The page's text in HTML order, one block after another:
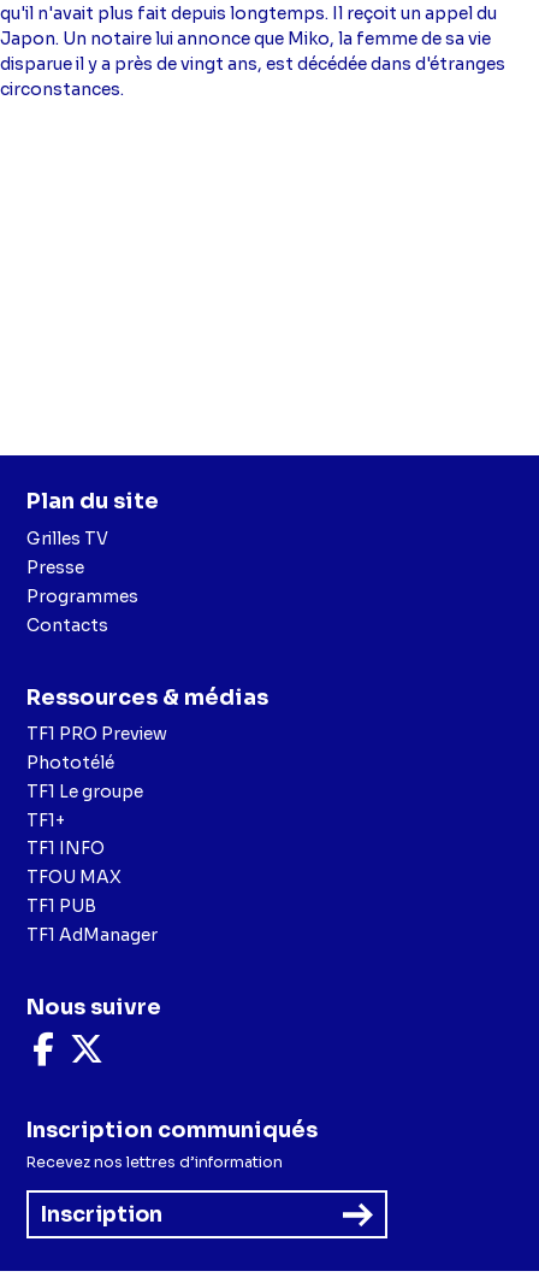
qu'il n'avait plus fait depuis longtemps. Il reçoit un appel du
Japon. Un notaire lui annonce que Miko, la femme de sa vie
disparue il y a près de vingt ans, est décédée dans d'étranges
circonstances.
Plan du site
Grilles TV
Presse
Programmes
Contacts
Ressources & médias
TF1 PRO Preview
Phototélé
TF1 Le groupe
TF1+
TF1 INFO
TFOU MAX
TF1 PUB
TF1 AdManager
Nous suivre
Nous
suivre
Facebook
X
Inscription communiqués
Recevez nos lettres d’information
Inscription